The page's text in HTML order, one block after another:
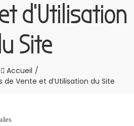
d’Utilisation
Site
Accueil
de Vente et d’Utilisation du Site